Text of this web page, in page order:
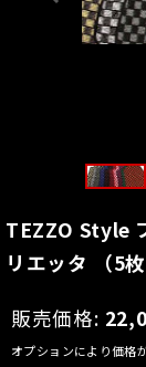
TEZZO Style
リエッタ （5枚
販売価格:
オプションにより価格